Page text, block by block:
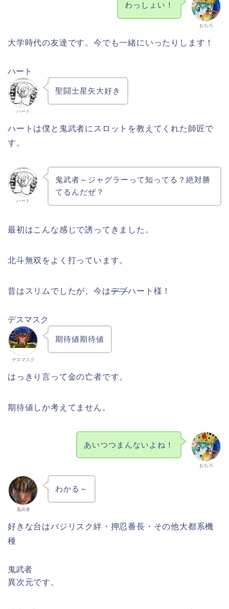
おちろ
わっしょい！
大学時代の友達です。今でも一緒にいったりします！
ハート
ハート
聖闘士星矢大好き
ハートは僕と鬼武者にスロットを教えてくれた師匠で
す。
ハート
鬼武者～ジャグラーって知ってる？絶対勝
てるんだぜ？
最初はこんな感じで誘ってきました。
北斗無双をよく打っています。
昔はスリムでしたが、今はデブハート様！
デスマスク
デスマスク
期待値期待値
はっきり言って金の亡者です。
期待値しか考えてません。
おちろ
あいつつまんないよね！
鬼武者
わかる～
好きな台はバジリスク絆・押忍番長・その他大都系機
種
鬼武者
異次元です。